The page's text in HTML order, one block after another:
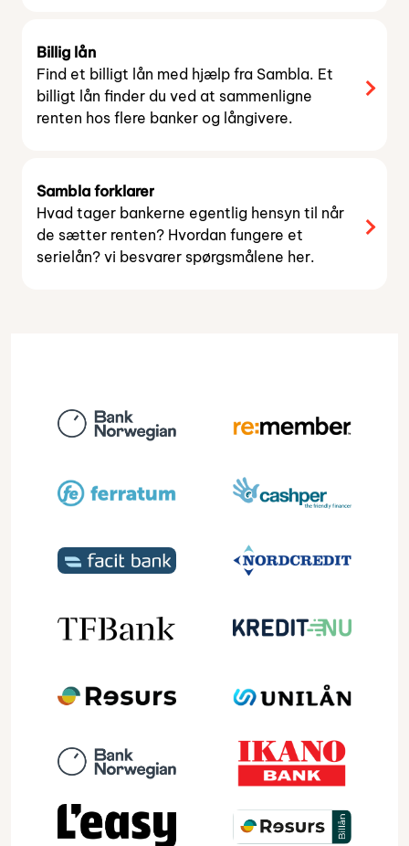
Billig lån
Find et billigt lån med hjælp fra Sambla. Et
billigt lån finder du ved at sammenligne
renten hos flere banker og långivere.
Sambla forklarer
Hvad tager bankerne egentlig hensyn til når
de sætter renten? Hvordan fungere et
serielån? vi besvarer spørgsmålene her.